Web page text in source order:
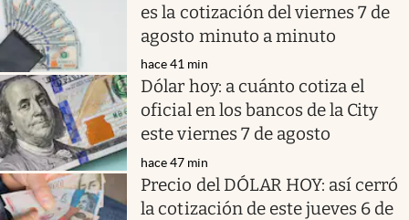
es la cotización del viernes 7 de
agosto minuto a minuto
hace 41 min
Dólar hoy: a cuánto cotiza el
oficial en los bancos de la City
este viernes 7 de agosto
hace 47 min
Precio del DÓLAR HOY: así cerró
la cotización de este jueves 6 de